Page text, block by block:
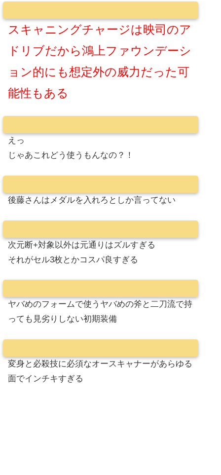
スキャニングチャージは映司のア
ドリブだから鴻上ファウンデーシ
ョン的にも想定外の威力だった可
能性もある
えっ
じゃあこれどう使うもんなの？！
後藤さんはメダルを入れろとしか言ってない
次元断+対象以外は元通りはズルすぎる
それがセル3枚とかコスパ良すぎる
ヤバめのフォームで使うヤバめの斧と二刀流で持
っても見劣りしない初期装備
変身と必殺技に必須なオースキャナーがあらゆる
面でインチキすぎる